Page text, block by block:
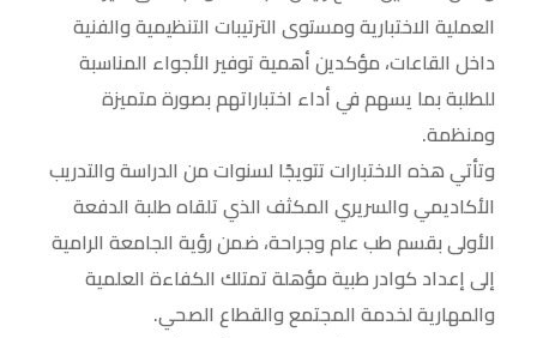
العملية الاختبارية ومستوى الترتيبات التنظيمية والفنية
داخل القاعات، مؤكدين أهمية توفير الأجواء المناسبة
للطلبة بما يسهم في أداء اختباراتهم بصورة متميزة
ومنظمة.
وتأتي هذه الاختبارات تتويجًا لسنوات من الدراسة والتدريب
الأكاديمي والسريري المكثف الذي تلقاه طلبة الدفعة
الأولى بقسم طب عام وجراحة، ضمن رؤية الجامعة الرامية
إلى إعداد كوادر طبية مؤهلة تمتلك الكفاءة العلمية
والمهارية لخدمة المجتمع والقطاع الصحي.